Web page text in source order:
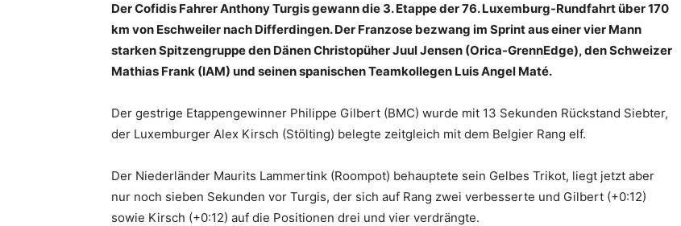
Der Cofidis Fahrer Anthony Turgis gewann die 3. Etappe der 76. Luxemburg-Rundfahrt über 170
km von Eschweiler nach Differdingen. Der Franzose bezwang im Sprint aus einer vier Mann
starken Spitzengruppe den Dänen Christopüher Juul Jensen (Orica-GrennEdge), den Schweizer
Mathias Frank (IAM) und seinen spanischen Teamkollegen Luis Angel Maté.
Der gestrige Etappengewinner Philippe Gilbert (BMC) wurde mit 13 Sekunden Rückstand Siebter,
der Luxemburger Alex Kirsch (Stölting) belegte zeitgleich mit dem Belgier Rang elf.
Der Niederländer Maurits Lammertink (Roompot) behauptete sein Gelbes Trikot, liegt jetzt aber
nur noch sieben Sekunden vor Turgis, der sich auf Rang zwei verbesserte und Gilbert (+0:12)
sowie Kirsch (+0:12) auf die Positionen drei und vier verdrängte.